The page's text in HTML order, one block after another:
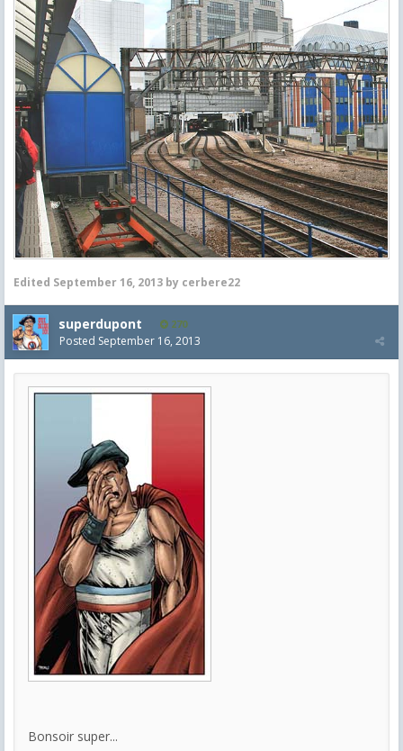
Edited September 16, 2013 by cerbere22
superdupont 270
Posted September 16, 2013
Bonsoir super...